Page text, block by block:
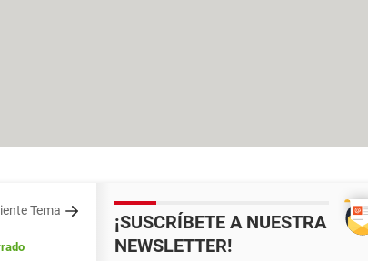
Tema
¡SUSCRÍBETE A NUESTRA
NEWSLETTER!